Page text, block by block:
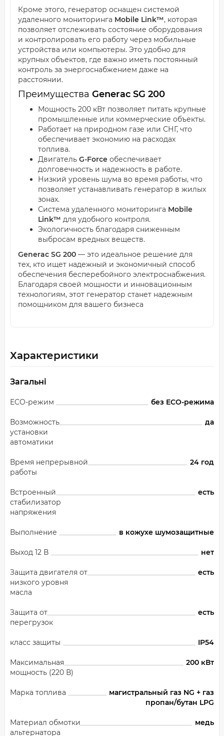
Кроме этого, генератор оснащен системой
удаленного мониторинга Mobile Link™, которая
позволяет отслеживать состояние оборудования
и контролировать его работу через мобильные
устройства или компьютеры. Это удобно для
крупных объектов, где важно иметь постоянный
контроль за энергоснабжением даже на
расстоянии.
Преимущества Generac SG 200
Мощность 200 кВт позволяет питать крупные
промышленные или коммерческие объекты.
Работает на природном газе или СНГ, что
обеспечивает экономию на расходах
топлива.
Двигатель G-Force обеспечивает
долговечность и надежность в работе.
Низкий уровень шума во время работы, что
позволяет устанавливать генератор в жилых
зонах.
Система удаленного мониторинга Mobile
Link™ для удобного контроля.
Экологичность благодаря сниженным
выбросам вредных веществ.
Generac SG 200 — это идеальное решение для
тех, кто ищет надежный и экономичный способ
обеспечения бесперебойного электроснабжения.
Благодаря своей мощности и инновационным
технологиям, этот генератор станет надежным
помощником для вашего бизнеса
Характеристики
Загальні
ECO-режим без ECO-режима
Возможность
установки
автоматики
да
Время непрерывной
работы
24 год
Встроенный
стабилизатор
напряжения
есть
Выполнение в кожухе шумозащитные
Выход 12 В нет
Защита двигателя от
низкого уровня
масла
есть
Защита от
перегрузок
есть
класс защиты IP54
Максимальная
мощность (220 В)
200 кВт
Марка топлива
магистральный газ NG + газ
пропан/бутан LPG
Материал обмотки
альтернатора
медь